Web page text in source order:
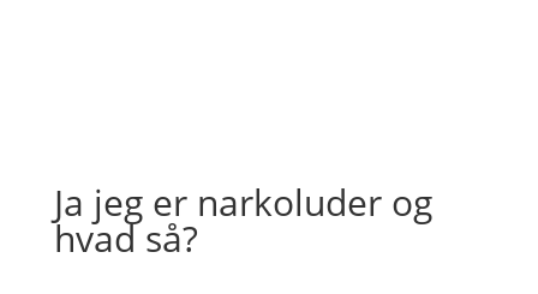
Ja jeg er narkoluder og
hvad så?